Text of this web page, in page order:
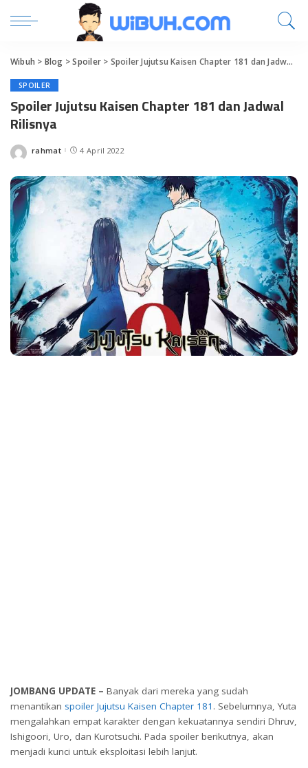
Wibuh > Blog >Spoiler> Spoiler Jujutsu Kaisen Chapter 181 dan Jadwal Rilisnya
SPOILER
Spoiler Jujutsu Kaisen Chapter 181 dan Jadwal
Rilisnya
Posted
rahmat 4 April 2022
JOMBANG UPDATE – Banyak dari mereka yang sudah
menantikan spoiler Jujutsu Kaisen Chapter 181 . Sebelumnya, Yuta
mengalahkan empat karakter dengan kekuatannya sendiri Dhruv,
Ishigoori, Uro, dan Kurotsuchi. Pada spoiler berikutnya, akan
menjadi kunci untuk eksploitasi lebih lanjut.